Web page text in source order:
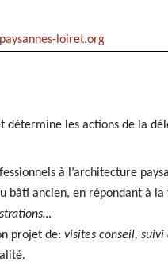
loiret.org
les actions de la
à l’architecture
ancien, en répondant à
projet de: visites conseil,